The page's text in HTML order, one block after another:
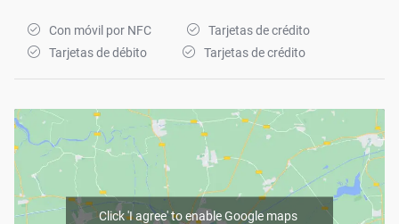
Con móvil por NFC
Tarjetas de crédito
Tarjetas de débito
Tarjetas de crédito
Click 'I agree' to enable Google maps